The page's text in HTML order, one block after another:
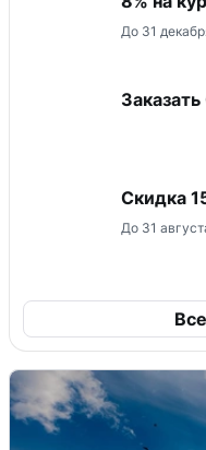
До 31
Скидка
До 31